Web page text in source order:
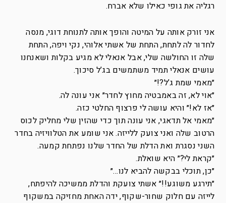
רגליה את גופי כאילו שלא אברח.
אני זורק אותה על המיטה והופך אותה לתנוחת דוגי, מנסה
לחדור לה לתחת, התחת של אשתי אלוהי, נקי ויפה, התחת
שלה זו החולשה שלי, אבל אנאלי לא מגיע בקלות ושאנחנו
עושים אנאלי תמיד משתמשים בג’ל סיכוך.
״מאמי שמת ג’ל?!״
״אוי לא, זה באמבטיה מחוץ לחדר״ אני עונה לה.
״אז לא!״ והיא עושה לי פרצוף החלטי כזה.
״מאמי אל תדאגי, אני עונה תוך כדי שהזין שלי מחליק לכוס
הרטוב שלה ואני צועק ללייזה. אני שומע את הטלוויזיה בחדר
השני נסגרת ואת הדלת של החדר שלנו נפתחת קמעה.
״קראת לי?״ היא שואלת.
״כן, תוכלי בבקשה להביא לנו…״
״תירגע משוגע!!״ אשתי צועקת והדלת ממשיכה להיפתח,
לייזה עם חלוק שחור-שקוף, ידה האחת מחזיקה במשקוף